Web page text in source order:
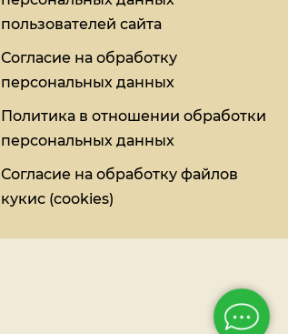
пользователей сайта
Согласие на обработку
персональных данных
Политика в отношении обработки
персональных данных
Согласие на обработку файлов
кукис (cookies)